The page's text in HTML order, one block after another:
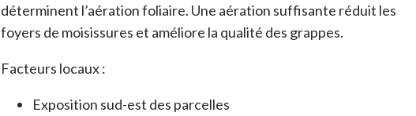
déterminent l’aération foliaire. Une aération suffisante réduit les
foyers de moisissures et améliore la qualité des grappes.
Facteurs locaux :
Exposition sud-est des parcelles